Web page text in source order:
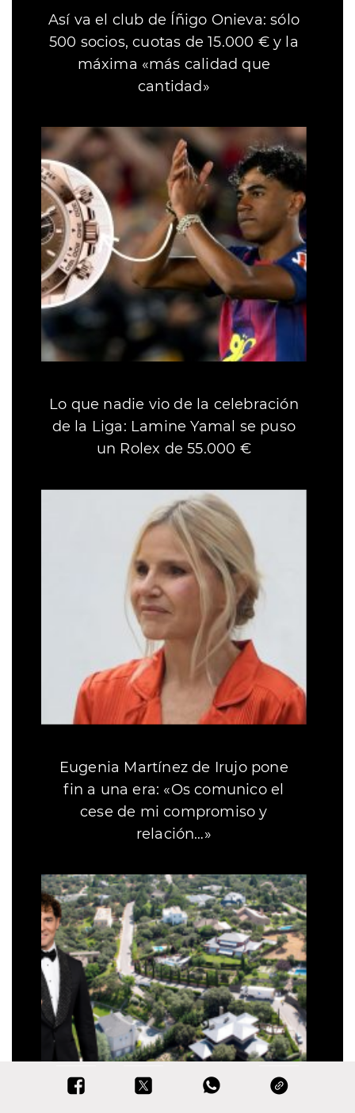
Así va el club de Íñigo Onieva: sólo
500 socios, cuotas de 15.000 € y la
máxima «más calidad que
cantidad»
Lo que nadie vio de la celebración
de la Liga: Lamine Yamal se puso
un Rolex de 55.000 €
Eugenia Martínez de Irujo pone
fin a una era: «Os comunico el
cese de mi compromiso y
relación…»